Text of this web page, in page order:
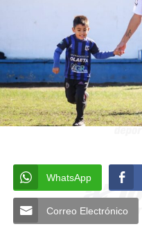
WhatsApp
Correo Electrónico